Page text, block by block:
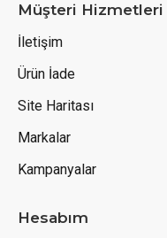
Müşteri Hizmetleri
İletişim
Ürün İade
Site Haritası
Markalar
Kampanyalar
Hesabım